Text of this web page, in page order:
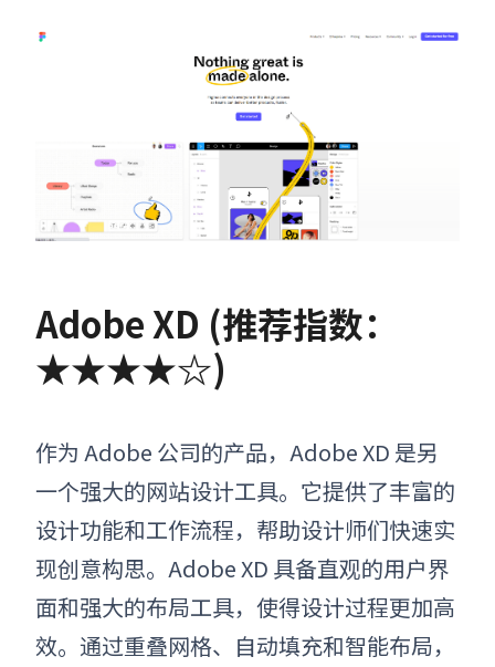
Adobe XD (推荐指数：
★★★★☆)
作为 Adobe 公司的产品，Adobe XD 是另
一个强大的网站设计工具。它提供了丰富的
设计功能和工作流程，帮助设计师们快速实
现创意构思。Adobe XD 具备直观的用户界
面和强大的布局工具，使得设计过程更加高
效。通过重叠网格、自动填充和智能布局，